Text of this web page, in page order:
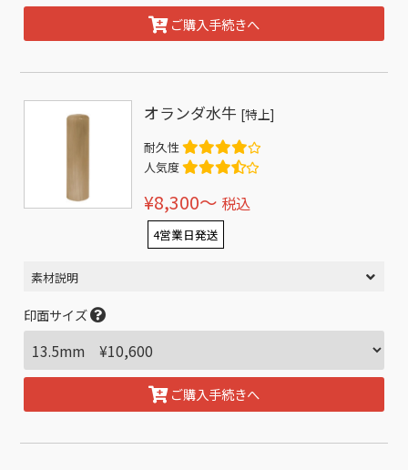
ご購入手続きへ
オランダ水牛 [特上]
耐久性
人気度
¥8,300〜 税込
4営業日発送
素材説明
印面サイズ
ご購入手続きへ